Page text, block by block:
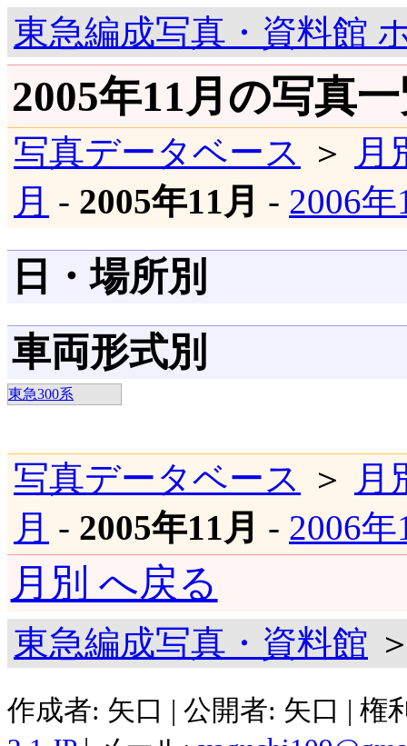
東急編成写真・資料館
2005年11月の写真
写真データベース ＞
月
月 - 2005年11月 - 2006
日・場所別
車両形式別
東急300系
写真データベース ＞
月
月 - 2005年11月 - 2006
月別 へ戻る
東急編成写真・資料館
作成者: 矢口 | 公開者: 矢口 |